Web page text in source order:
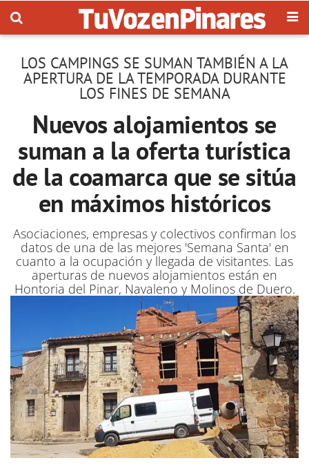
LOS CAMPINGS SE SUMAN TAMBIÉN A LA
APERTURA DE LA TEMPORADA DURANTE
LOS FINES DE SEMANA
Nuevos alojamientos se
suman a la oferta turística
de la coamarca que se sitúa
en máximos históricos
Asociaciones, empresas y colectivos confirman los
datos de una de las mejores 'Semana Santa' en
cuanto a la ocupación y llegada de visitantes. Las
aperturas de nuevos alojamientos están en
Hontoria del Pinar, Navaleno y Molinos de Duero.